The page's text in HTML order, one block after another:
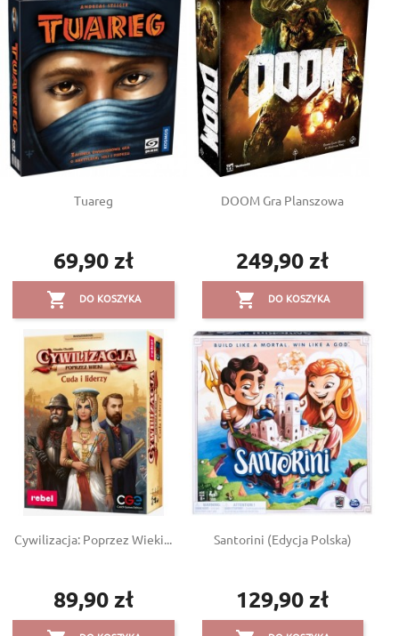
Add to wishlist ×
Wishlist name
((modalTitle))
((confirmMessage))
Sign in
You need to be logged in to save products in your wishlist.
Tuareg
Cena
69,90 zł
 DO KOSZYKA
DOOM Gra Planszowa
Cena
249,90 zł
 DO KOSZYKA
Cywilizacja: Poprzez Wieki...
Cena
89,90 zł
Santorini (edycja Polska)
Cena
129,90 zł